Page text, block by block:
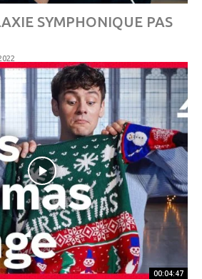
SYMPHONIQUE PAS
00:04:47